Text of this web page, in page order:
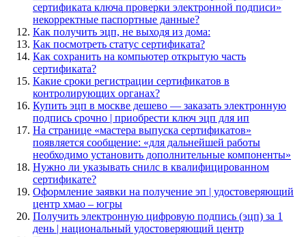
сертификата ключа проверки электронной подписи»
некорректные паспортные данные?
Как получить эцп, не выходя из дома:
Как посмотреть статус сертификата?
Как сохранить на компьютер открытую часть
сертификата?
Какие сроки регистрации сертификатов в
контролирующих органах?
Купить эцп в москве дешево — заказать электронную
подпись срочно | приобрести ключ эцп для ип
На странице «мастера выпуска сертификатов»
появляется сообщение: «для дальнейшей работы
необходимо установить дополнительные компоненты»
Нужно ли указывать снилс в квалифицированном
сертификате?
Оформление заявки на получение эп | удостоверяющий
центр хмао – югры
Получить электронную цифровую подпись (эцп) за 1
день | национальный удостоверяющий центр